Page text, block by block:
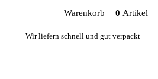
Wir liefern schnell und gut verpackt
Warenkorb 0 Artikel